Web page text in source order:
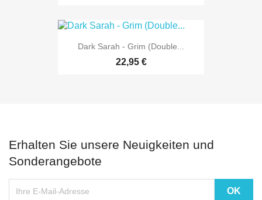
Dark Sarah - Grim (Double...
22,95 €
Erhalten Sie unsere Neuigkeiten und
Sonderangebote